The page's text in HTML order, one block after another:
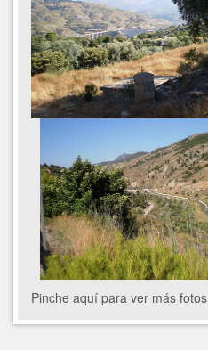
Pinche aquí para ver más fotos